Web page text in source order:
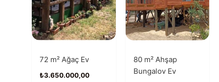
72 m² Ağaç Ev
₺3.650.000,00
80 m² Ahşap
Bungalov Ev